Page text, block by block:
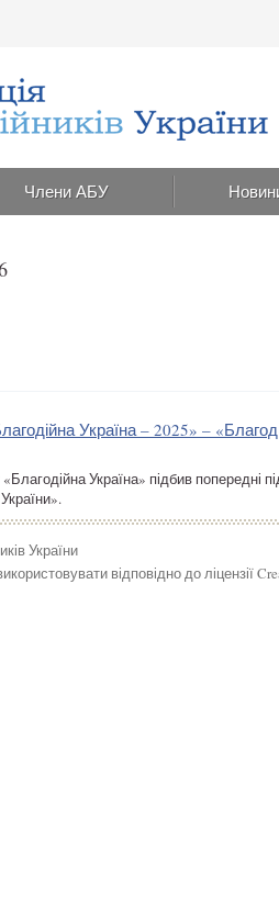
Члени АБУ
Україна – 2025» –
«Благодійна Україна» підбив
України
відповідно до ліцензії